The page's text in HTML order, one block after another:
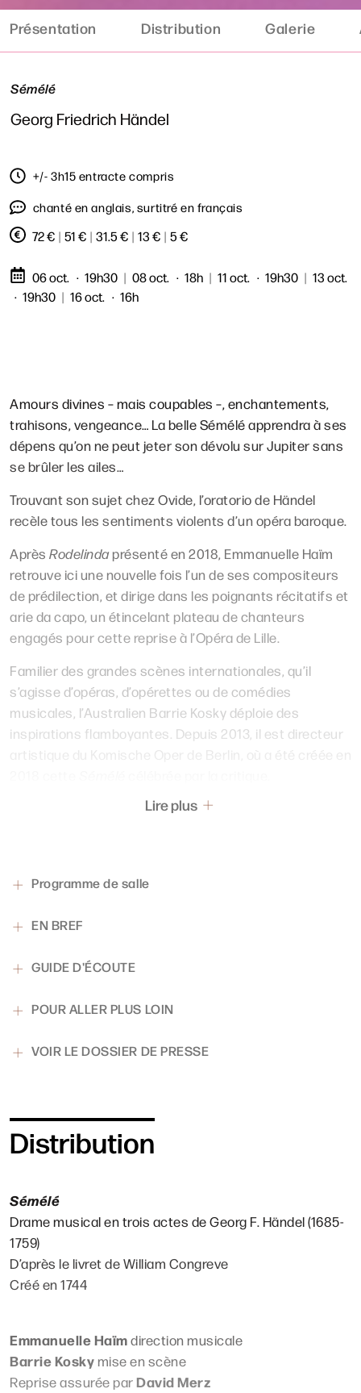
Présentation Distribution Galerie
Sémélé
Georg Friedrich Händel
+/- 3h15 entracte compris
chanté en anglais, surtitré en français
72 € | 51 € | 31.5 € | 13 € | 5 €
06 oct. 19h30 | 08 oct. 18h | 11 oct. 19h30 | 13 oct.
19h30 | 16 oct. 16h
Amours divines – mais coupables –, enchantements,
trahisons, vengeance… La belle Séméléapprendra à ses
dépens qu’onne peut jeter son dévolu sur Jupitersans
se brûler les ailes…
Trouvant son sujet chez Ovide, l’oratorio de Händel
recèle tous les sentiments violents d’un opéra baroque.
Après Rodelindaprésenté en 2018, Emmanuelle Haïm
retrouve ici une nouvelle fois l’un de ses compositeurs
de prédilection, et dirige dans les poignants récitatifs et
arie da capo, un étincelant plateau de chanteurs
engagés pour cette reprise à l’Opéra de Lille.
Familier des grandes scènes internationales, qu’il
s’agisse d’opéras, d’opérettes ou de comédies
musicales, l’Australien Barrie Kosky déploie des
inspirations flamboyantes. Depuis 2013, il est directeur
Une vision tout en clair-obscur, où les passions les plus
mécène principal de l’Opéra de Lille.
Lire plus
Programme de salle
EN BREF
GUIDE D'ÉCOUTE
POUR ALLER PLUS LOIN
VOIR LE DOSSIER DE PRESSE
Distribution
Sémélé
Drame musical en trois actes de Georg F. Händel (1685-
1759)
D’après le livret de William Congreve
Créé en 1744
Emmanuelle Haïmdirection musicale
BarrieKoskymise en scène
Reprise assurée parDavid Merz